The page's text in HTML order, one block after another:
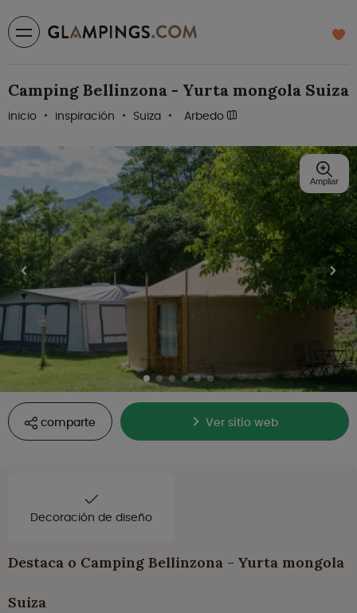
Camping Bellinzona - Yurta mongola Suiza
inicio inspiración Suiza Arbedo
comparte Ver sitio web
Ampliar
Decoración de diseño
Destaca o Camping Bellinzona - Yurta mongola
Suiza